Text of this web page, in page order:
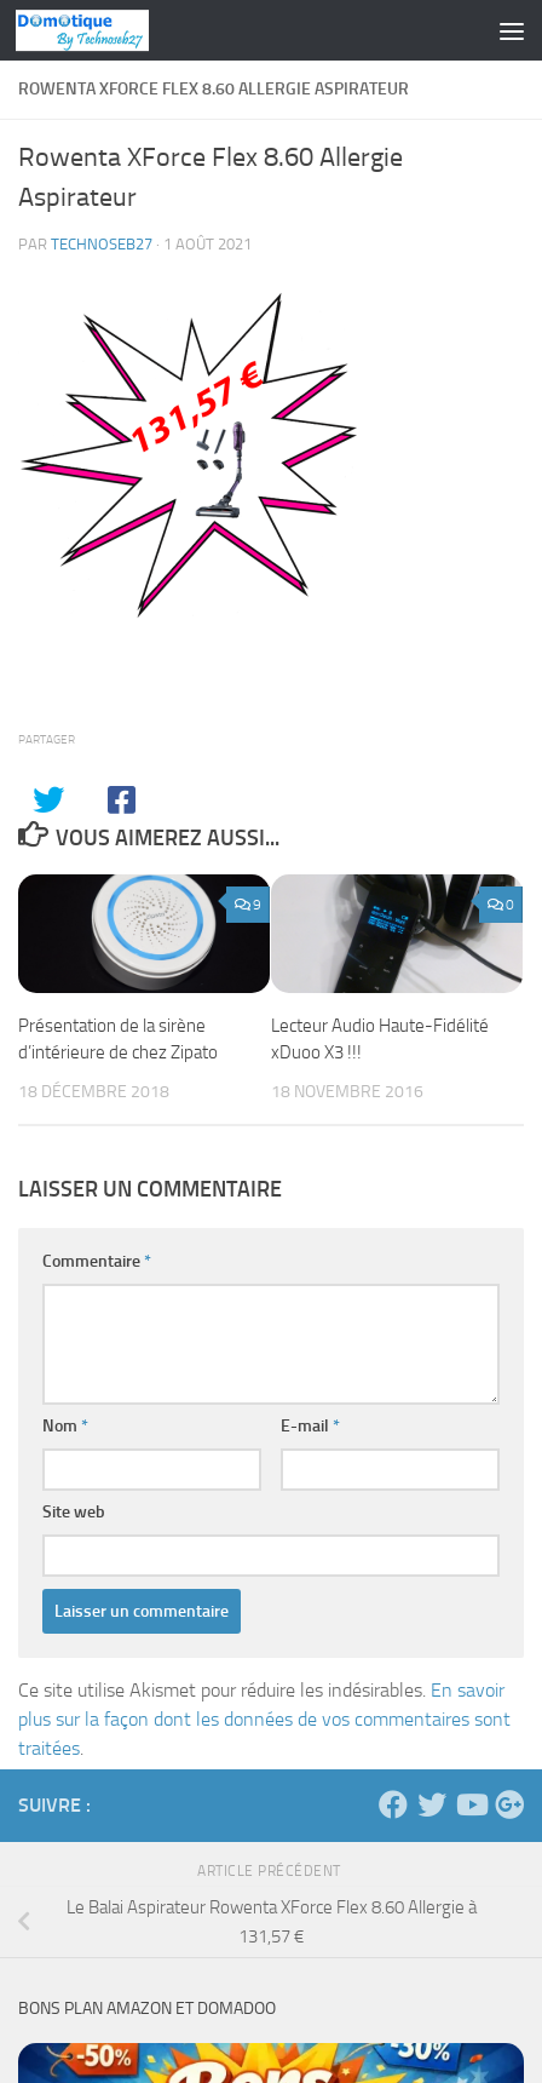
Skip to content
ROWENTA XFORCE FLEX 8.60 ALLERGIE ASPIRATEUR
Rowenta XForce Flex 8.60 Allergie
Aspirateur
PAR TECHNOSEB27 · 1 AOÛT 2021
PARTAGER
VOUS AIMEREZ AUSSI...
9
Présentation de la sirène
d’intérieure de chez Zipato
18 DÉCEMBRE 2018
0
Lecteur Audio Haute-Fidélité
xDuoo X3 !!!
18 NOVEMBRE 2016
LAISSER UN COMMENTAIRE
Commentaire*
Nom * E-mail *
Site web
Ce site utilise Akismet pour réduire les indésirables. En savoir
plus sur la façon dont les données de vos commentaires sont
traitées.
SUIVRE :
ARTICLE PRÉCÉDENT
Le Balai Aspirateur Rowenta XForce Flex 8.60 Allergie à
131,57 €
BONS PLAN AMAZON ET DOMADOO